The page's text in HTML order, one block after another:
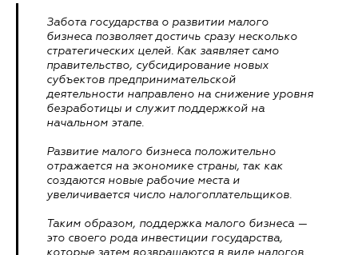
Забота государства о развитии малого
бизнеса позволяет достичь сразу несколько
стратегических целей. Как заявляет само
правительство, субсидирование новых
субъектов предпринимательской
деятельности направлено на снижение уровня
безработицы и служит поддержкой на
начальном этапе.
Развитие малого бизнеса положительно
отражается на экономике страны, так как
создаются новые рабочие места и
увеличивается число налогоплательщиков.
Таким образом, поддержка малого бизнеса —
это своего рода инвестиции государства,
которые затем возвращаются в виде налогов.